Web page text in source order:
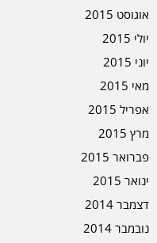
אוגוסט 2015
יולי 2015
יוני 2015
מאי 2015
אפריל 2015
מרץ 2015
פברואר 2015
ינואר 2015
דצמבר 2014
נובמבר 2014